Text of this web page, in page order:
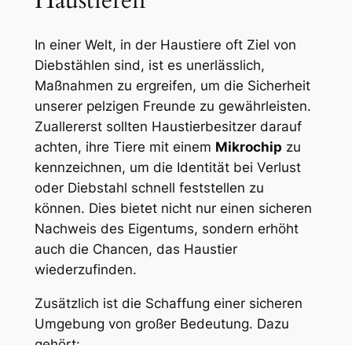
In einer Welt,⁤ in der ⁣Haustiere oft Ziel von
Diebstählen sind,⁤ ist es unerlässlich,
Maßnahmen zu ergreifen, um ⁣die Sicherheit
unserer pelzigen Freunde zu gewährleisten.
Zuallererst sollten ⁢Haustierbesitzer darauf
achten, ihre​ Tiere ‍mit einem Mikrochip zu
kennzeichnen,⁢ um die Identität bei Verlust
oder Diebstahl schnell ‍feststellen zu
können. Dies bietet nicht nur ⁢einen sicheren
Nachweis des Eigentums, sondern erhöht
auch die ⁣Chancen, das Haustier
wiederzufinden.
Zusätzlich ist die Schaffung ‍einer sicheren⁢
Umgebung von großer⁢ Bedeutung. Dazu